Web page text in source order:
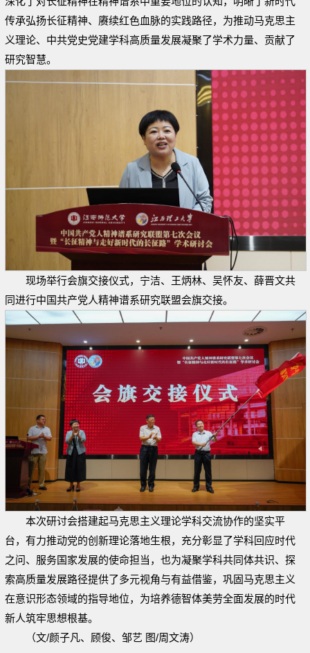
传承弘扬长征精神、赓续红色血脉的实践路径，为推动马克思主
义理论、中共党史党建学科高质量发展凝聚了学术力量、贡献了
研究智慧。
现场举行会旗交接仪式，宁洁、王炳林、吴怀友、薛晋文共
同进行中国共产党人精神谱系研究联盟会旗交接。
本次研讨会搭建起马克思主义理论学科交流协作的坚实平
台，有力推动党的创新理论落地生根，充分彰显了学科回应时代
之问、服务国家发展的使命担当，也为凝聚学科共同体共识、探
索高质量发展路径提供了多元视角与有益借鉴，巩固马克思主义
在意识形态领域的指导地位，为培养德智体美劳全面发展的时代
新人筑牢思想根基。
（文/颜子凡、顾俊、邹艺 图/周文涛）